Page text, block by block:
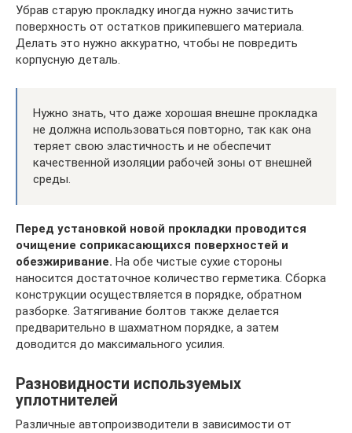
Убрав старую прокладку иногда нужно зачистить
поверхность от остатков прикипевшего материала.
Делать это нужно аккуратно, чтобы не повредить
корпусную деталь.
Нужно знать, что даже хорошая внешне прокладка
не должна использоваться повторно, так как она
теряет свою эластичность и не обеспечит
качественной изоляции рабочей зоны от внешней
среды.
Перед установкой новой прокладки проводится
очищение соприкасающихся поверхностей и
обезжиривание. На обе чистые сухие стороны
наносится достаточное количество герметика. Сборка
конструкции осуществляется в порядке, обратном
разборке. Затягивание болтов также делается
предварительно в шахматном порядке, а затем
доводится до максимального усилия.
Разновидности используемых
уплотнителей
Различные автопроизводители в зависимости от